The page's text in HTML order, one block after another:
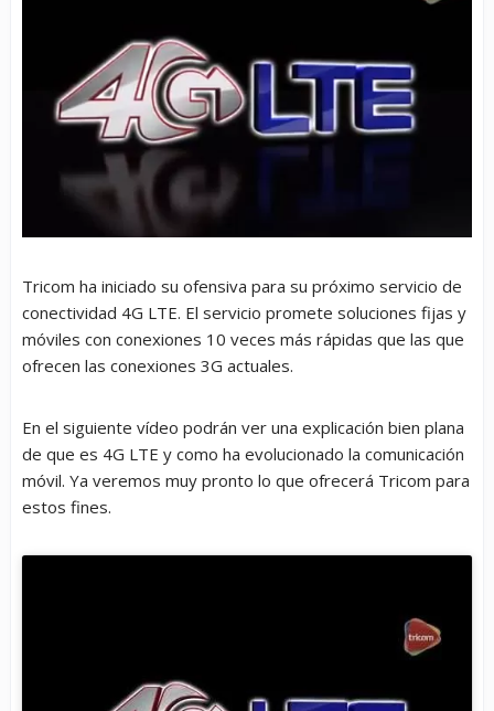
Tricom ha iniciado su ofensiva para su próximo servicio de
conectividad 4G LTE. El servicio promete soluciones fijas y
móviles con conexiones 10 veces más rápidas que las que
ofrecen las conexiones 3G actuales.
En el siguiente vídeo podrán ver una explicación bien plana
de que es 4G LTE y como ha evolucionado la comunicación
móvil. Ya veremos muy pronto lo que ofrecerá Tricom para
estos fines.